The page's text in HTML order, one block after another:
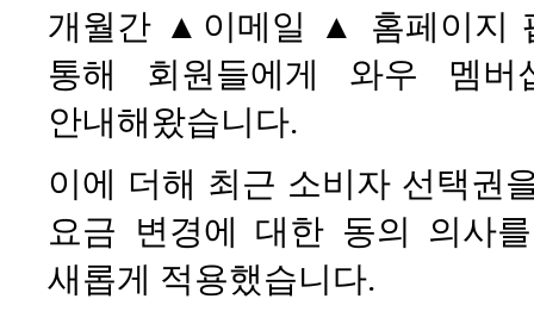
개월간 ▲이메일 ▲ 홈페이지
통해 회원들에게 와우 멤
안내해왔습니다.
이에 더해 최근 소비자 선택권
요금 변경에 대한 동의 의사
새롭게 적용했습니다.